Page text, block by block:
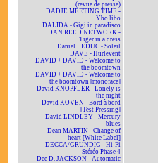
(revue de presse)
DADJE MEETING TIME -
Ybo libo
DALIDA - Gigi in paradisco
DAN REED NETWORK -
Tiger in a dress
Daniel LEDUC - Soleil
DAVE - Hurlevent
DAVID + DAVID - Welcome to
the boomtown
DAVID + DAVID - Welcome to
the boomtown [monoface]
David KNOPFLER - Lonely is
the night
David KOVEN - Bord à bord
[Test Pressing]
David LINDLEY - Mercury
blues
Dean MARTIN - Change of
heart [White Label]
DECCA/GRUNDIG - Hi-Fi
Stéréo Phase 4
Dee D. JACKSON - Automatic